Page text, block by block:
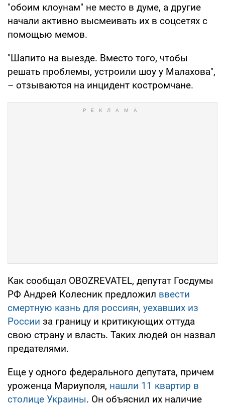
"обоим клоунам" не место в думе, а другие
начали активно высмеивать их в соцсетях с
помощью мемов.
"Шапито на выезде. Вместо того, чтобы
решать проблемы, устроили шоу у Малахова",
– отзываются на инцидент костромчане.
Как сообщал OBOZREVATEL, депутат Госдумы
РФ Андрей Колесник предложил ввести
смертную казнь для россиян, уехавших из
России за границу и критикующих оттуда
свою страну и власть. Таких людей он назвал
предателями.
Еще у одного федерального депутата, причем
уроженца Мариуполя, нашли 11 квартир в
столице Украины. Он объяснил их наличие